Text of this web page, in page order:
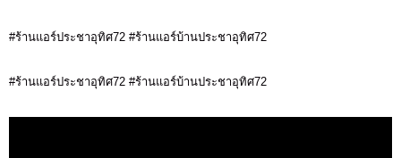
#ร้านแอร์ประชาอุทิศ72 #ร้านแอร์บ้านประชาอุทิศ72
#ร้านแอร์ประชาอุทิศ72 #ร้านแอร์บ้านประชาอุทิศ72